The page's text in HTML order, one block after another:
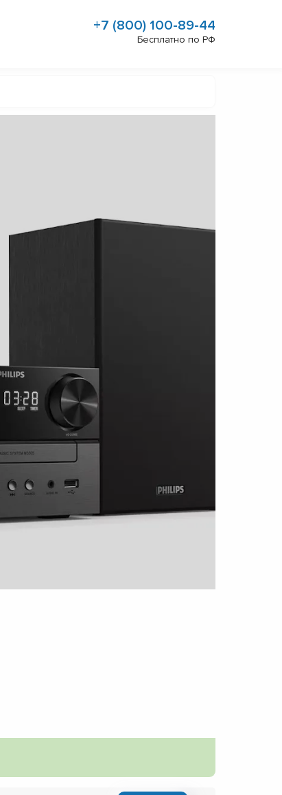
+7 (800) 100-89-44
Бесплатно по РФ